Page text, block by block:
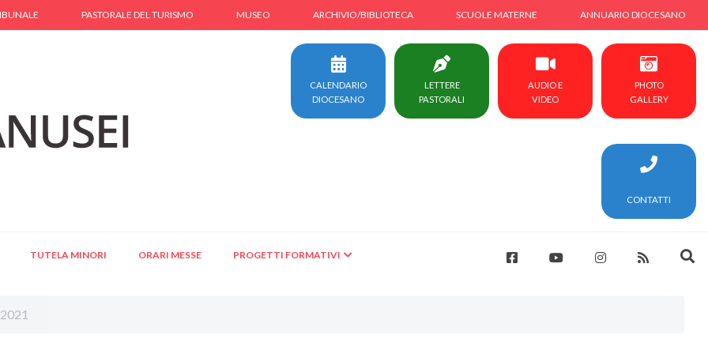
PASTORALE DEL TURISMO MUSEO ARCHIVIO/BIBLIOTECA SCUOLE MATERNE ANNUARIO DIOCESANO
CALENDARIO
DIOCESANO
LETTERE
PASTORALI
AUDIO E
VIDEO
PHOTO
GALLERY
CONTATTI
TUTELA MINORI ORARI MESSE PROGETTI FORMATIVI